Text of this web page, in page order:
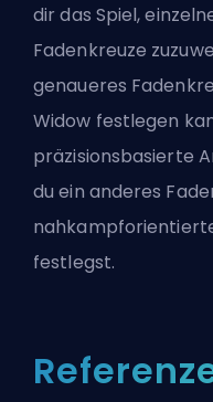
dir das Spiel,
Fadenkreuze
genaueres
Widow festlegen
präzisionsbasierte
du ein anderes
festlegst.